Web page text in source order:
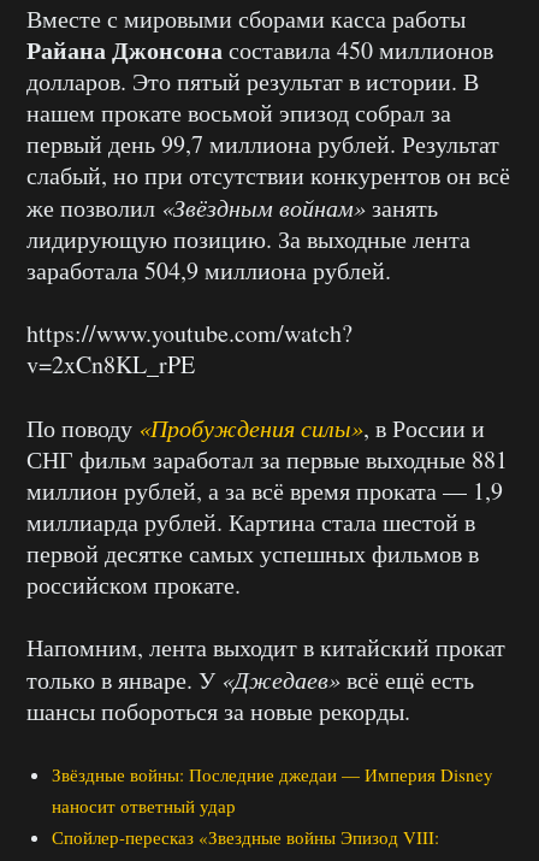
Вместе с мировыми сборами касса работы
Райана Джонсонасоставила 450 миллионов
долларов. Это пятый результат в истории. В
нашем прокате восьмой эпизод собрал за
первый день 99,7 миллиона рублей. Результат
слабый, но при отсутствии конкурентов он всё
же позволил «Звёздным войнам»занять
лидирующую позицию. За выходные лента
заработала 504,9 миллиона рублей.
https://www.youtube.com/watch?
v=2xCn8KL_rPE
По поводу «Пробуждения силы», в России и
СНГ фильм заработал за первые выходные 881
миллион рублей, а за всё время проката — 1,9
миллиарда рублей. Картина стала шестой в
первой десятке самых успешных фильмов в
российском прокате.
Напомним, лента выходит в китайский прокат
только в январе. У «Джедаев»всё ещё есть
шансы побороться за новые рекорды.
Звёздные войны: Последние джедаи — Империя Disney
наносит ответный удар
Спойлер-пересказ «Звездные войны Эпизод VIII: